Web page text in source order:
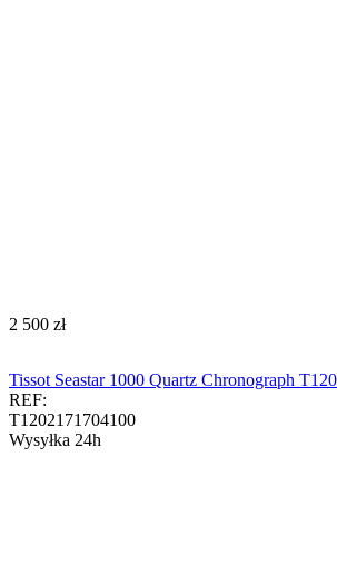
‍2 500‍ zł
Tissot Seastar 1000 Quartz Chronograph
REF:
T1202171704100
Wysyłka 24h